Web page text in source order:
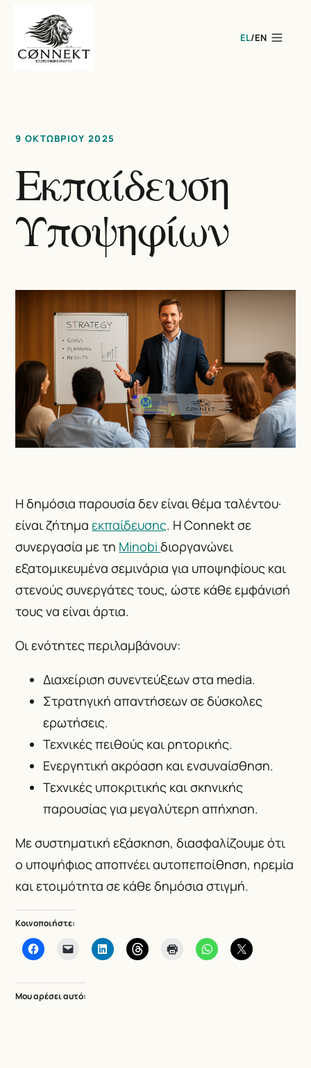
EL/EN
9 ΟΚΤΩΒΡΊΟΥ 2025
Εκπαίδευση
Υποψηφίων
Η δημόσια παρουσία δεν είναι θέμα ταλέντου·
είναι ζήτημαεκπαίδευσης. Η Connekt σε
συνεργασία με τη Minobiδιοργανώνει
εξατομικευμένα σεμινάρια για υποψηφίους και
στενούς συνεργάτες τους, ώστε κάθε εμφάνισή
τους να είναι άρτια.
Οι ενότητες περιλαμβάνουν:
Διαχείριση συνεντεύξεων στα media.
Στρατηγική απαντήσεων σε δύσκολες
ερωτήσεις.
Τεχνικές πειθούς και ρητορικής.
Ενεργητική ακρόαση και ενσυναίσθηση.
Τεχνικές υποκριτικής και σκηνικής
παρουσίας για μεγαλύτερη απήχηση.
Με συστηματική εξάσκηση, διασφαλίζουμε ότι
ο υποψήφιος αποπνέει αυτοπεποίθηση, ηρεμία
και ετοιμότητα σε κάθε δημόσια στιγμή.
Κοινοποιήστε:
Μου αρέσει αυτό: